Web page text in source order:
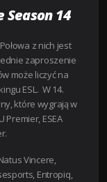
Season 14
z nich jest
zaproszenie
może liczyć na
ESL. W 14.
które wygrają w
Premier, ESEA
Vincere,
Entropiq,